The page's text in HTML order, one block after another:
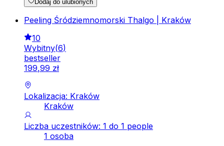
Dodaj do ulubionych
Peeling Śródziemnomorski Thalgo | Kraków
10
Wybitny(6)
bestseller
199,99 zł
Lokalizacja: Kraków
Kraków
Liczba uczestników: 1 do 1 people
1 osoba